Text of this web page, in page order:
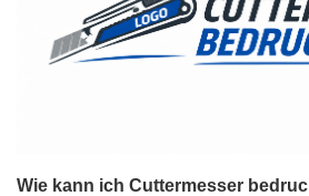
Wie kann ich Cuttermesser